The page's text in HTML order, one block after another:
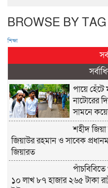
BROWSE BY TAG
শিক্ষা
পায়ে
নাটোরের
সামনে
শহীদ জিয়া
জিয়াউর রহমান ও সাবেক
জিয়ারত
১০ লাখ ৮৭ হাজার ২৬৫ টাকা